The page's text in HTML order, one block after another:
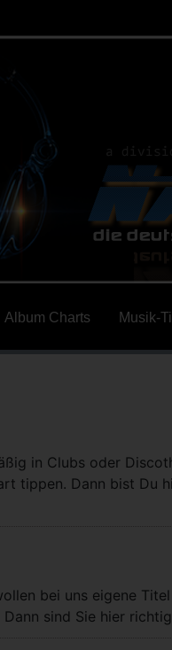
Album Charts Musik-
in Clubs oder
tippen. Dann bist Du
bei uns eigene
sind Sie hier